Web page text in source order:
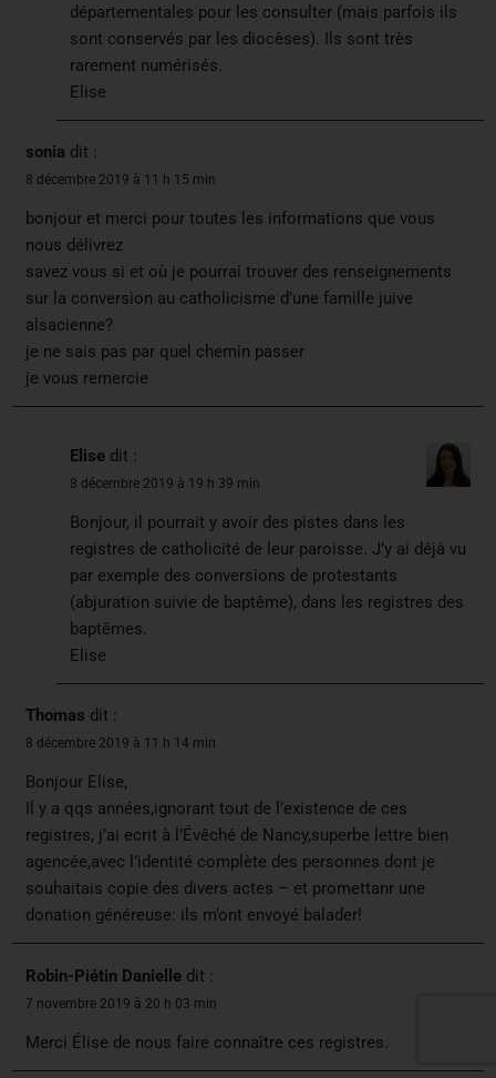
départementales pour les consulter (mais parfois ils
sont conservés par les diocèses). Ils sont très
rarement numérisés.
Elise
sonia dit :
8 décembre 2019 à 11 h 15 min
bonjour et merci pour toutes les informations que vous
nous délivrez
savez vous si et où je pourrai trouver des renseignements
sur la conversion au catholicisme d’une famille juive
alsacienne?
je ne sais pas par quel chemin passer
je vous remercie
Elise dit :
8 décembre 2019 à 19 h 39 min
Bonjour, il pourrait y avoir des pistes dans les
registres de catholicité de leur paroisse. J’y ai déjà vu
par exemple des conversions de protestants
(abjuration suivie de baptême), dans les registres des
baptêmes.
Elise
Thomas dit :
8 décembre 2019 à 11 h 14 min
Bonjour Elise,
Il y a qqs années,ignorant tout de l’existence de ces
registres, j’ai ecrit à l’Évêché de Nancy,superbe lettre bien
agencée,avec l’identité complète des personnes dont je
souhaitais copie des divers actes – et promettanr une
donation généreuse: ils m’ont envoyé balader!
Robin-Piétin Danielle dit :
7 novembre 2019 à 20 h 03 min
Merci Élise de nous faire connaître ces registres.